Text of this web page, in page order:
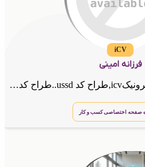
iCV
فرزانه امینی
طراح کارت ویزیت الکترونیکicv,طراح کد ussd..طراح کد EBC
صفحه اختصاصی کسب و کار